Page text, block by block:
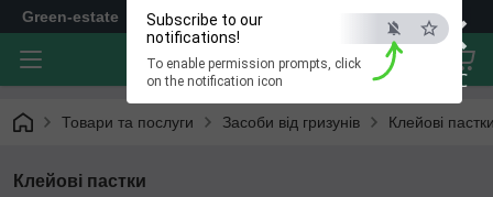
×
ESC
Subscribe to our
notifications!
To enable permission prompts, click
on the notification icon
Green-estate
Товари та послуги Засоби від гризунів Клейові
Клейові пастки